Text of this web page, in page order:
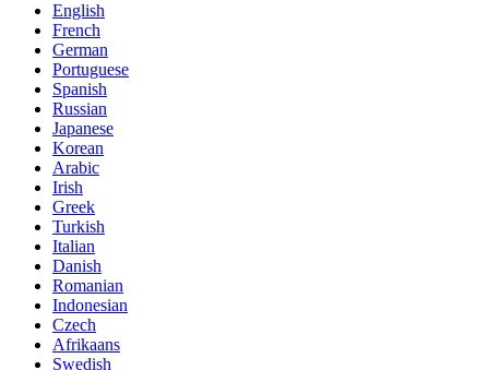
English
French
German
Portuguese
Spanish
Russian
Japanese
Korean
Arabic
Irish
Greek
Turkish
Italian
Danish
Romanian
Indonesian
Czech
Afrikaans
Swedish